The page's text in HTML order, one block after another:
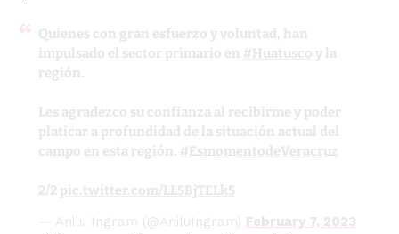
Quienes con gran esfuerzo y voluntad, han
impulsado el sector primario en #Huatusco y la
región.
Les agradezco su confianza al recibirme y poder
platicar a profundidad de la situación actual del
campo en esta región. #EsmomentodeVeracruz
2/2 pic.twitter.com/LL5BjTELk5
— Anilu Ingram (@AniluIngram) February 7, 2023